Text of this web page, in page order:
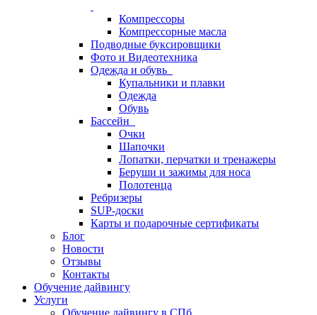
Компрессоры
Компрессорные масла
Подводные буксировщики
Фото и Видеотехника
Одежда и обувь
Купальники и плавки
Одежда
Обувь
Бассейн
Очки
Шапочки
Лопатки, перчатки и тренажеры
Беруши и зажимы для носа
Полотенца
Ребризеры
SUP-доски
Карты и подарочные сертификаты
Блог
Новости
Отзывы
Контакты
Обучение дайвингу
Услуги
Обучение дайвингу в СПб